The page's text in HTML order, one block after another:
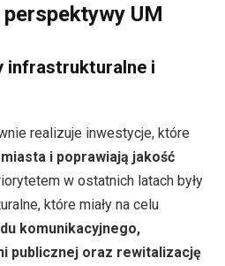
UM
infrastrukturalne i
realizuje inwestycje, które
i poprawiają jakość
w ostatnich latach były
które miały na celu
komunikacyjnego,
publicznej oraz rewitalizację